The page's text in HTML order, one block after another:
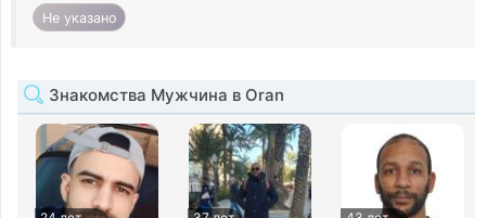
Не указано
Знакомства Мужчина в Oran